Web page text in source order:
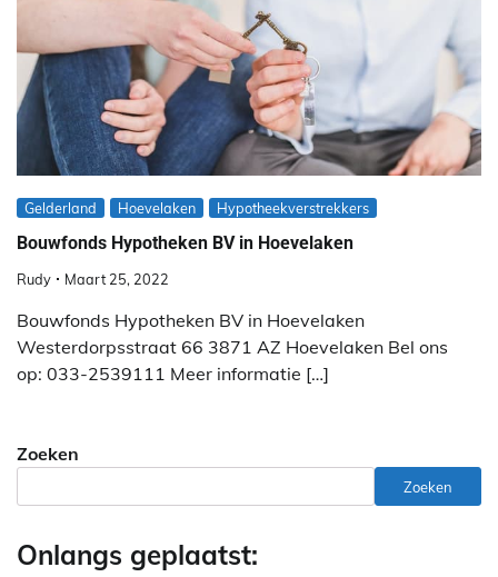
Gelderland Hoevelaken Hypotheekverstrekkers
Bouwfonds Hypotheken BV in Hoevelaken
Rudy Maart 25, 2022
Bouwfonds Hypotheken BV in Hoevelaken
Westerdorpsstraat 66 3871 AZ Hoevelaken Bel ons
op: 033-2539111 Meer informatie […]
Zoeken
Zoeken
Onlangs geplaatst: